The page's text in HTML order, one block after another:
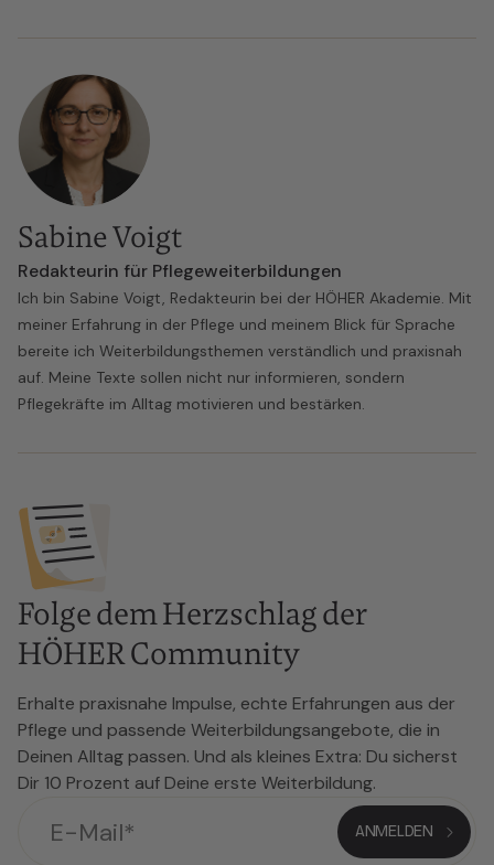
Sabine Voigt
Redakteurin für Pflegeweiterbildungen
Ich bin Sabine Voigt, Redakteurin bei der HÖHER Akademie. Mit
meiner Erfahrung in der Pflege und meinem Blick für Sprache
bereite ich Weiterbildungsthemen verständlich und praxisnah
auf. Meine Texte sollen nicht nur informieren, sondern
Pflegekräfte im Alltag motivieren und bestärken.
Folge dem Herzschlag der
HÖHER Community
Erhalte praxisnahe Impulse, echte Erfahrungen aus der
Pflege und passende Weiterbildungsangebote, die in
Deinen Alltag passen. Und als kleines Extra: Du sicherst
Dir 10 Prozent auf Deine erste Weiterbildung.